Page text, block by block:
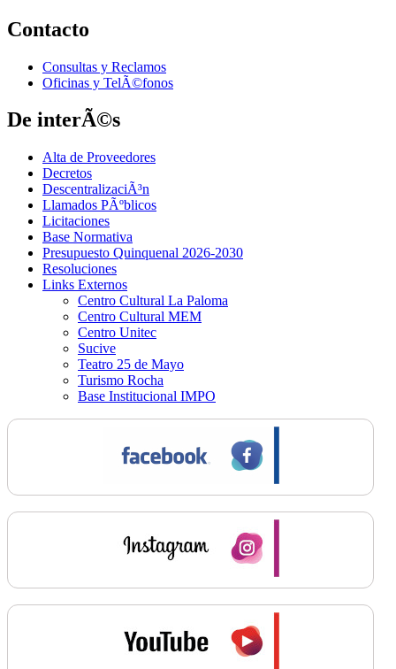
Contacto
Consultas y Reclamos
Oficinas y TelÃ©fonos
De interÃ©s
Alta de Proveedores
Decretos
DescentralizaciÃ³n
Llamados PÃºblicos
Licitaciones
Base Normativa
Presupuesto Quinquenal 2026-2030
Resoluciones
Links Externos
Centro Cultural La Paloma
Centro Cultural MEM
Centro Unitec
Sucive
Teatro 25 de Mayo
Turismo Rocha
Base Institucional IMPO